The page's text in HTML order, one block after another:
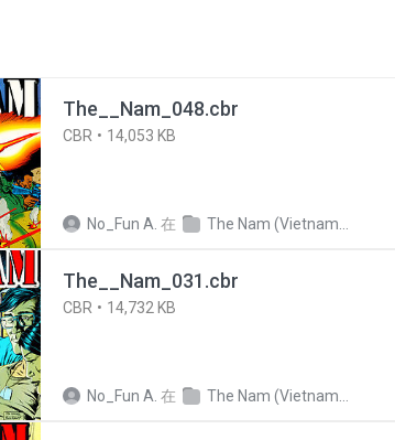
The__Nam_048.cbr
CBR 14,053 KB
No_Fun A. 在 The Nam (Vietnam War comic)
The__Nam_031.cbr
CBR 14,732 KB
No_Fun A. 在 The Nam (Vietnam War comic)